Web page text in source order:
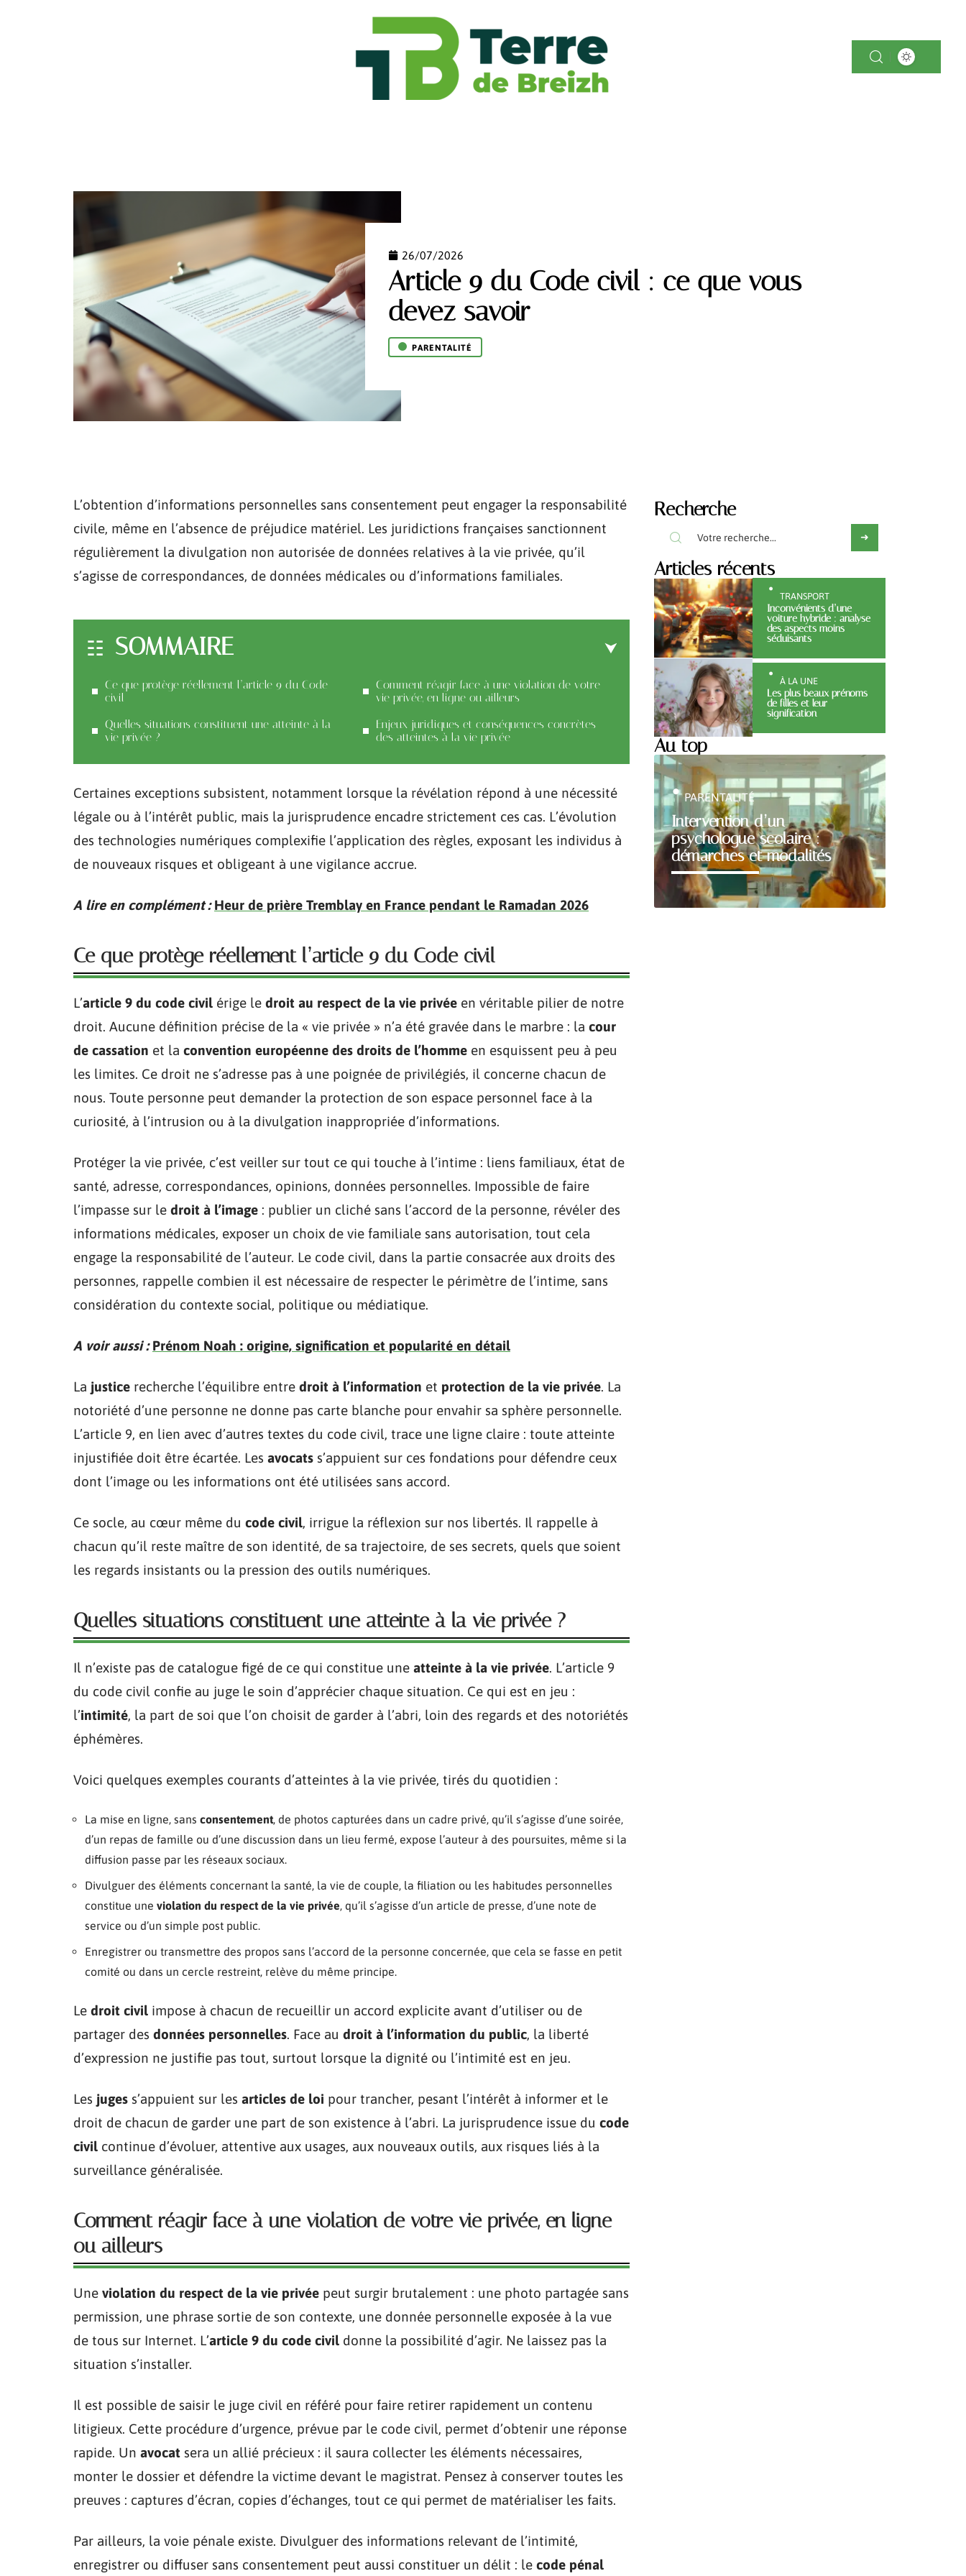
26/07/2026
Article 9 du Code civil : ce que vous
devez savoir
PARENTALITÉ
L’obtention d’informations personnelles sans consentement peut engager la responsabilité
civile, même en l’absence de préjudice matériel. Les juridictions françaises sanctionnent
régulièrement la divulgation non autorisée de données relatives à la vie privée, qu’il
s’agisse de correspondances, de données médicales ou d’informations familiales.
SOMMAIRE
Ce que protège réellement l’article 9 du Code
civil
Quelles situations constituent une atteinte à la
vie privée ?
Comment réagir face à une violation de votre
vie privée, en ligne ou ailleurs
Enjeux juridiques et conséquences concrètes
des atteintes à la vie privée
Certaines exceptions subsistent, notamment lorsque la révélation répond à une nécessité
légale ou à l’intérêt public, mais la jurisprudence encadre strictement ces cas. L’évolution
des technologies numériques complexifie l’application des règles, exposant les individus à
de nouveaux risques et obligeant à une vigilance accrue.
A lire en complément : Heur de prière Tremblay en France pendant le Ramadan 2026
Ce que protège réellement l’article 9 du Code civil
L’article 9 du code civil érige le droit au respect de la vie privée en véritable pilier de notre
droit. Aucune définition précise de la « vie privée » n’a été gravée dans le marbre : la cour
de cassation et la convention européenne des droits de l’homme en esquissent peu à peu
les limites. Ce droit ne s’adresse pas à une poignée de privilégiés, il concerne chacun de
nous. Toute personne peut demander la protection de son espace personnel face à la
curiosité, à l’intrusion ou à la divulgation inappropriée d’informations.
Protéger la vie privée, c’est veiller sur tout ce qui touche à l’intime : liens familiaux, état de
santé, adresse, correspondances, opinions, données personnelles. Impossible de faire
l’impasse sur le droit à l’image : publier un cliché sans l’accord de la personne, révéler des
informations médicales, exposer un choix de vie familiale sans autorisation, tout cela
engage la responsabilité de l’auteur. Le code civil, dans la partie consacrée aux droits des
personnes, rappelle combien il est nécessaire de respecter le périmètre de l’intime, sans
considération du contexte social, politique ou médiatique.
A voir aussi : Prénom Noah : origine, signification et popularité en détail
La justice recherche l’équilibre entre droit à l’information et protection de la vie privée. La
notoriété d’une personne ne donne pas carte blanche pour envahir sa sphère personnelle.
L’article 9, en lien avec d’autres textes du code civil, trace une ligne claire : toute atteinte
injustifiée doit être écartée. Les avocats s’appuient sur ces fondations pour défendre ceux
dont l’image ou les informations ont été utilisées sans accord.
Ce socle, au cœur même du code civil, irrigue la réflexion sur nos libertés. Il rappelle à
chacun qu’il reste maître de son identité, de sa trajectoire, de ses secrets, quels que soient
les regards insistants ou la pression des outils numériques.
Quelles situations constituent une atteinte à la vie privée ?
Il n’existe pas de catalogue figé de ce qui constitue une atteinte à la vie privée. L’article 9
du code civil confie au juge le soin d’apprécier chaque situation. Ce qui est en jeu :
l’intimité, la part de soi que l’on choisit de garder à l’abri, loin des regards et des notoriétés
éphémères.
Voici quelques exemples courants d’atteintes à la vie privée, tirés du quotidien :
La mise en ligne, sans consentement , de photos capturées dans un cadre privé, qu’il s’agisse d’une soirée,
d’un repas de famille ou d’une discussion dans un lieu fermé, expose l’auteur à des poursuites, même si la
diffusion passe par les réseaux sociaux.
Divulguer des éléments concernant la santé, la vie de couple, la filiation ou les habitudes personnelles
constitue une violation du respect de la vie privée , qu’il s’agisse d’un article de presse, d’une note de
service ou d’un simple post public.
Enregistrer ou transmettre des propos sans l’accord de la personne concernée, que cela se fasse en petit
comité ou dans un cercle restreint, relève du même principe.
Le droit civil impose à chacun de recueillir un accord explicite avant d’utiliser ou de
partager des données personnelles. Face au droit à l’information du public, la liberté
d’expression ne justifie pas tout, surtout lorsque la dignité ou l’intimité est en jeu.
Les juges s’appuient sur les articles de loi pour trancher, pesant l’intérêt à informer et le
droit de chacun de garder une part de son existence à l’abri. La jurisprudence issue du code
civil continue d’évoluer, attentive aux usages, aux nouveaux outils, aux risques liés à la
surveillance généralisée.
Comment réagir face à une violation de votre vie privée, en ligne
ou ailleurs
Une violation du respect de la vie privée peut surgir brutalement : une photo partagée sans
permission, une phrase sortie de son contexte, une donnée personnelle exposée à la vue
de tous sur Internet. L’article 9 du code civil donne la possibilité d’agir. Ne laissez pas la
situation s’installer.
Il est possible de saisir le juge civil en référé pour faire retirer rapidement un contenu
litigieux. Cette procédure d’urgence, prévue par le code civil, permet d’obtenir une réponse
rapide. Un avocat sera un allié précieux : il saura collecter les éléments nécessaires,
monter le dossier et défendre la victime devant le magistrat. Pensez à conserver toutes les
preuves : captures d’écran, copies d’échanges, tout ce qui permet de matérialiser les faits.
Par ailleurs, la voie pénale existe. Divulguer des informations relevant de l’intimité,
enregistrer ou diffuser sans consentement peut aussi constituer un délit : le code pénal
Recherche
Articles récents
TRANSPORT
Inconvénients d’une
voiture hybride : analyse
des aspects moins
séduisants
À LA UNE
Les plus beaux prénoms
de filles et leur
signification
Au top
Intervention d’un
psychologue scolaire :
démarches et modalités
PARENTALITÉ